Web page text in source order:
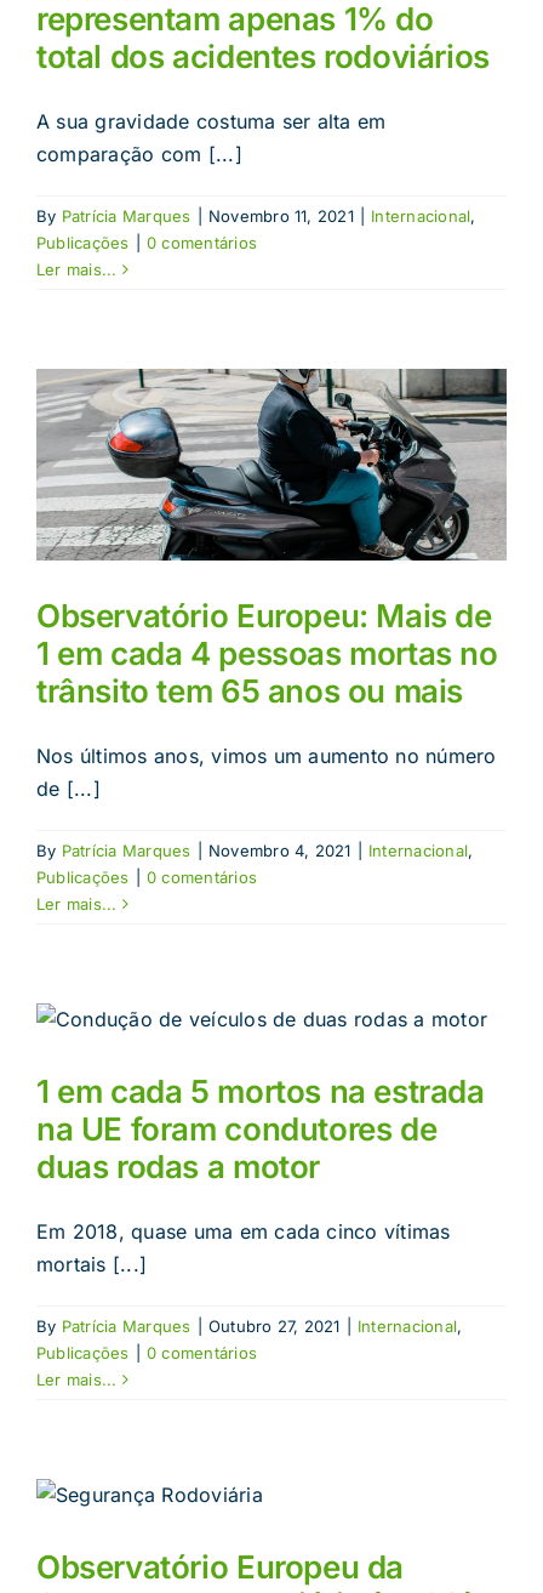
representam apenas 1% do
total dos acidentes rodoviários
A sua gravidade costuma ser alta em
comparação com [...]
By Patrícia Marques Novembro 11, 2021 Internacional,
Publicações
0 comentários
Ler mais...
Observatório Europeu: Mais de
1 em cada 4 pessoas mortas no
trânsito tem 65 anos ou mais
Nos últimos anos, vimos um aumento no número
de [...]
By Patrícia Marques Novembro 4, 2021 Internacional,
Publicações
0 comentários
Ler mais...
1 em cada 5 mortos na estrada
na UE foram condutores de
duas rodas a motor
Em 2018, quase uma em cada cinco vítimas
mortais [...]
By Patrícia Marques Outubro 27, 2021 Internacional,
Publicações
0 comentários
Ler mais...
Observatório Europeu da